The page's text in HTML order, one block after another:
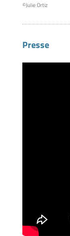
©Julie Ortiz
Presse